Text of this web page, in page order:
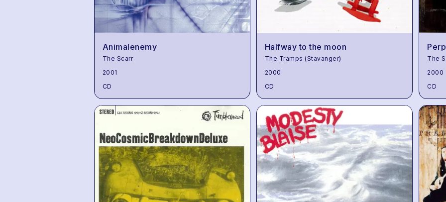
Animalenemy
The Scarr
2001
CD
Halfway to the moon
The Tramps (Stavanger)
2000
CD
The
2000
CD